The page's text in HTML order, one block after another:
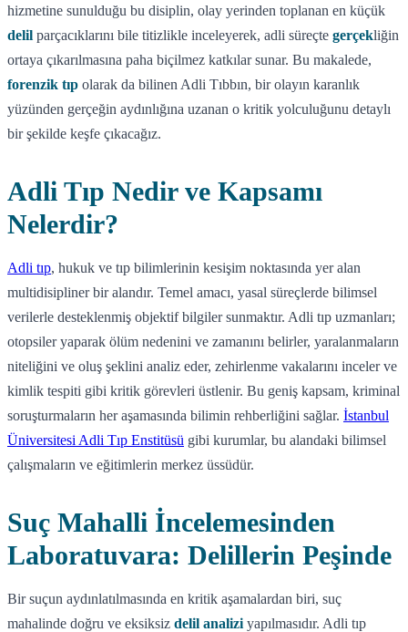
hizmetine sunulduğu bu disiplin, olay yerinden toplanan en küçük
delil parçacıklarını bile titizlikle inceleyerek, adli süreçte gerçekliğin
ortaya çıkarılmasına paha biçilmez katkılar sunar. Bu makalede,
forenzik tıp olarak da bilinen Adli Tıbbın, bir olayın karanlık
yüzünden gerçeğin aydınlığına uzanan o kritik yolculuğunu detaylı
bir şekilde keşfe çıkacağız.
Adli Tıp Nedir ve Kapsamı
Nelerdir?
Adli tıp, hukuk ve tıp bilimlerinin kesişim noktasında yer alan
multidisipliner bir alandır. Temel amacı, yasal süreçlerde bilimsel
verilerle desteklenmiş objektif bilgiler sunmaktır. Adli tıp uzmanları;
otopsiler yaparak ölüm nedenini ve zamanını belirler, yaralanmaların
niteliğini ve oluş şeklini analiz eder, zehirlenme vakalarını inceler ve
kimlik tespiti gibi kritik görevleri üstlenir. Bu geniş kapsam, kriminal
soruşturmaların her aşamasında bilimin rehberliğini sağlar. İstanbul
Üniversitesi Adli Tıp Enstitüsü gibi kurumlar, bu alandaki bilimsel
çalışmaların ve eğitimlerin merkez üssüdür.
Suç Mahalli İncelemesinden
Laboratuvara: Delillerin Peşinde
Bir suçun aydınlatılmasında en kritik aşamalardan biri, suç
mahalinde doğru ve eksiksiz delil analizi yapılmasıdır. Adli tıp